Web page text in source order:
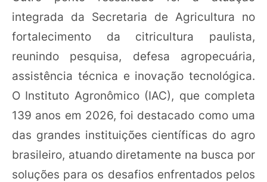
integrada da Secretaria de Agricultura no
fortalecimento da citricultura paulista,
reunindo pesquisa, defesa agropecuária,
assistência técnica e inovação tecnológica.
O Instituto Agronômico (IAC), que completa
139 anos em 2026, foi destacado como uma
das grandes instituições científicas do agro
brasileiro, atuando diretamente na busca por
soluções para os desafios enfrentados pelos